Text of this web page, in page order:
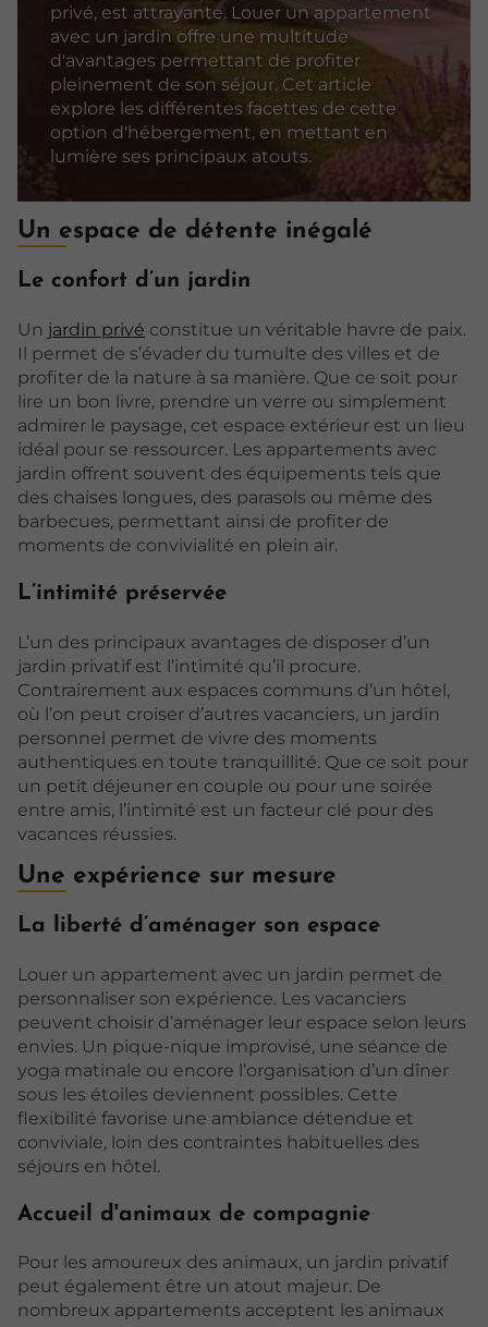
privé, est attrayante. Louer un appartement
avec un jardin offre une multitude
d'avantages permettant de profiter
pleinement de son séjour. Cet article
explore les différentes facettes de cette
option d'hébergement, en mettant en
lumière ses principaux atouts.
Un espace de détente inégalé
Le confort d’un jardin
Un jardin privé constitue un véritable havre de paix.
Il permet de s’évader du tumulte des villes et de
profiter de la nature à sa manière. Que ce soit pour
lire un bon livre, prendre un verre ou simplement
admirer le paysage, cet espace extérieur est un lieu
idéal pour se ressourcer. Les appartements avec
jardin offrent souvent des équipements tels que
des chaises longues, des parasols ou même des
barbecues, permettant ainsi de profiter de
moments de convivialité en plein air.
L’intimité préservée
L’un des principaux avantages de disposer d’un
jardin privatif est l’intimité qu’il procure.
Contrairement aux espaces communs d’un hôtel,
où l’on peut croiser d’autres vacanciers, un jardin
personnel permet de vivre des moments
authentiques en toute tranquillité. Que ce soit pour
un petit déjeuner en couple ou pour une soirée
entre amis, l’intimité est un facteur clé pour des
vacances réussies.
Une expérience sur mesure
La liberté d’aménager son espace
Louer un appartement avec un jardin permet de
personnaliser son expérience. Les vacanciers
peuvent choisir d’aménager leur espace selon leurs
envies. Un pique-nique improvisé, une séance de
yoga matinale ou encore l’organisation d’un dîner
sous les étoiles deviennent possibles. Cette
flexibilité favorise une ambiance détendue et
conviviale, loin des contraintes habituelles des
séjours en hôtel.
Accueil d'animaux de compagnie
Pour les amoureux des animaux, un jardin privatif
peut également être un atout majeur. De
nombreux appartements acceptent les animaux